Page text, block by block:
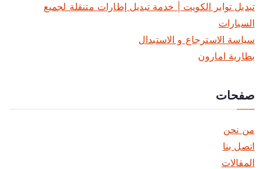
تبديل تواير الكويت | خدمة تبديل إطارات متنقلة لجميع
السيارات
سياسة الاسترجاع و الاستبدال
بطارية امارون
صفحات
من نحن
اتصل بنا
المقالات